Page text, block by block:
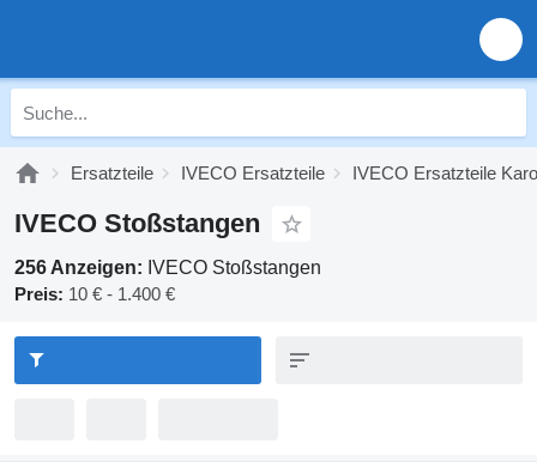
Ersatzteile IVECO Ersatzteile IVECO Ersatzteile
IVECO Stoßstangen
256 Anzeigen: IVECO Stoßstangen
Preis: 10 € - 1.400 €